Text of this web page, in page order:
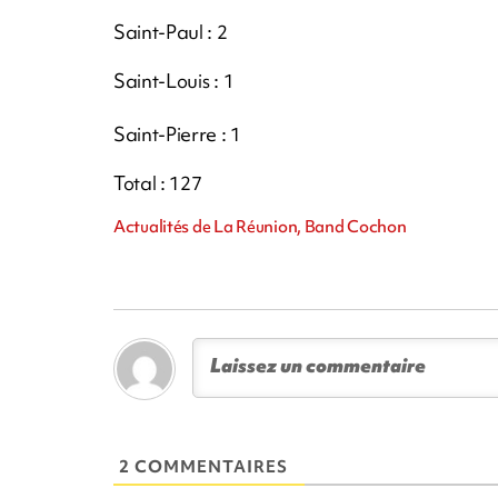
Saint-Paul : 2
Saint-Louis : 1
Saint-Pierre : 1
Total : 127
Actualités de La Réunion, Band Cochon
2 COMMENTAIRES